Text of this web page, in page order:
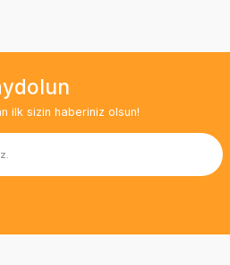
ilk sizin haberiniz olsun!